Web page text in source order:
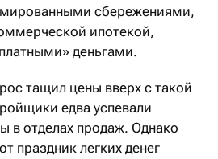
сбережениями,
ипотекой,
деньгами.
тащил цены вверх с такой
едва успевали
в отделах продаж. Однако
праздник легких денег